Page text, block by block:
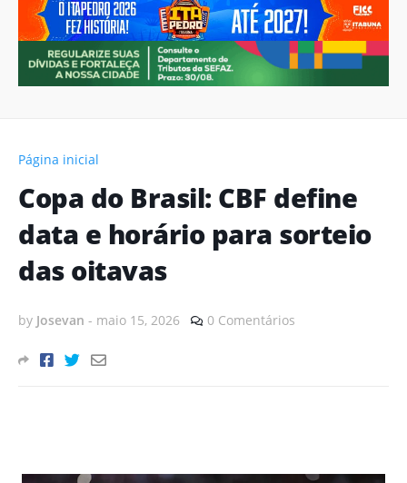
Página inicial
Copa do Brasil: CBF define
data e horário para sorteio
das oitavas
by Josevan - maio 15, 2026 0 Comentários